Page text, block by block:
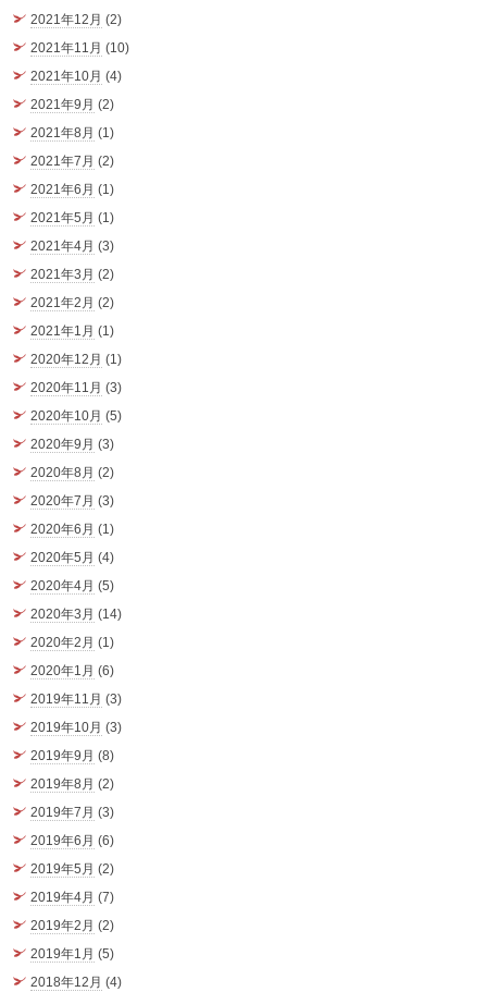
2021年12月 (2)
2021年11月 (10)
2021年10月 (4)
2021年9月 (2)
2021年8月 (1)
2021年7月 (2)
2021年6月 (1)
2021年5月 (1)
2021年4月 (3)
2021年3月 (2)
2021年2月 (2)
2021年1月 (1)
2020年12月 (1)
2020年11月 (3)
2020年10月 (5)
2020年9月 (3)
2020年8月 (2)
2020年7月 (3)
2020年6月 (1)
2020年5月 (4)
2020年4月 (5)
2020年3月 (14)
2020年2月 (1)
2020年1月 (6)
2019年11月 (3)
2019年10月 (3)
2019年9月 (8)
2019年8月 (2)
2019年7月 (3)
2019年6月 (6)
2019年5月 (2)
2019年4月 (7)
2019年2月 (2)
2019年1月 (5)
2018年12月 (4)